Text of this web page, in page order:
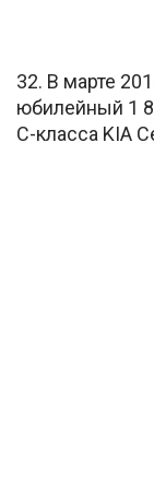
32. В марте
юбилейный 1
С-класса KIA